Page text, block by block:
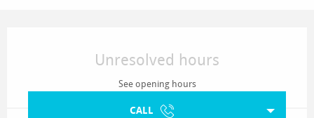
Unresolved hours
See opening hours
CALL